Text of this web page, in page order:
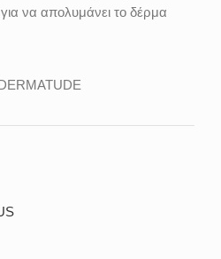
για να απολυμάνει το δέρμα